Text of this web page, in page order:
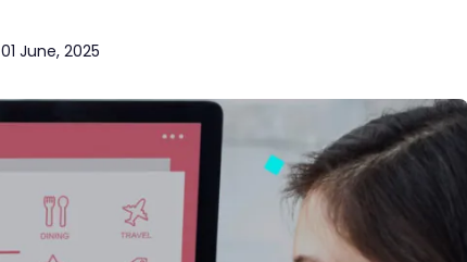
01 June, 2025